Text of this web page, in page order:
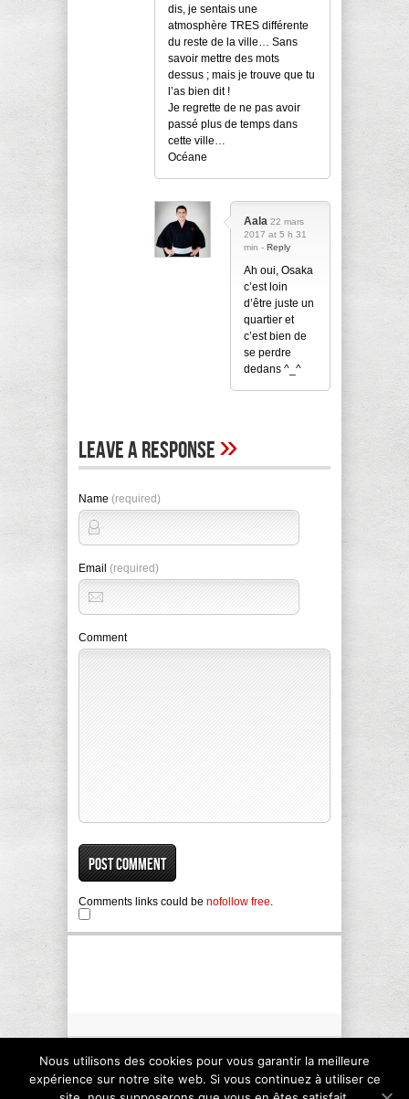
dis, je sentais une
atmosphère TRES différente
du reste de la ville… Sans
savoir mettre des mots
dessus ; mais je trouve que tu
l’as bien dit !
Je regrette de ne pas avoir
passé plus de temps dans
cette ville…
Océane
Aala 22 mars
2017 at 5 h 31
min - Reply
Ah oui, Osaka
c’est loin
d’être juste un
quartier et
c’est bien de
se perdre
dedans ^_^
Leave A Response»
Name (required)
Email (required)
Comment
Comments links could be nofollow free
Copyright © 2011 - 2015 - Aala Kanzali. All rights
reserved.
Nous utilisons des cookies pour vous garantir la meilleure
expérience sur notre site web. Si vous continuez à utiliser ce